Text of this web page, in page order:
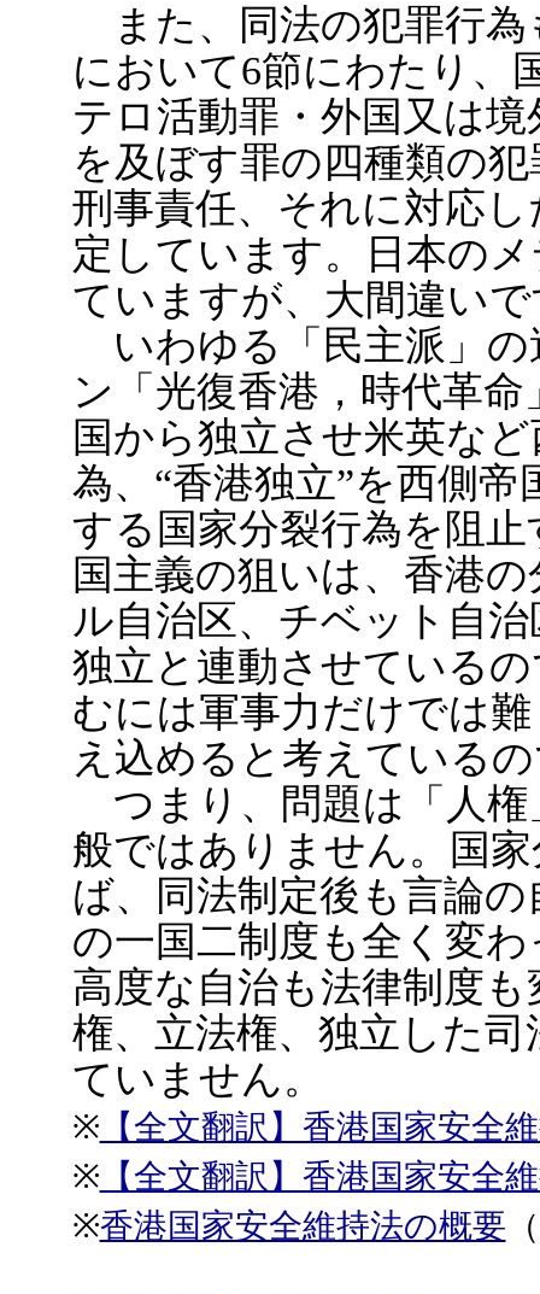
また、同法の犯罪行為
において6節にわたり、
テロ活動罪・外国又は
を及ぼす罪の四種類の
刑事責任、それに対応
定しています。日本の
ていますが、大間違い
いわゆる「民主派」の
ン「光復香港，時代革
国から独立させ米英な
為、“香港独立”を西側
する国家分裂行為を阻
国主義の狙いは、香港
ル自治区、チベット自
独立と連動させている
むには軍事力だけでは
え込めると考えている
つまり、問題は「人権
般ではありません。国
ば、同法制定後も言論
の一国二制度も全く変
高度な自治も法律制度
権、立法権、独立した
ていません。
※ 【全文翻訳】香港国家安全
※ 【全文翻訳】香港国家安全
※香港国家安全維持法の概要